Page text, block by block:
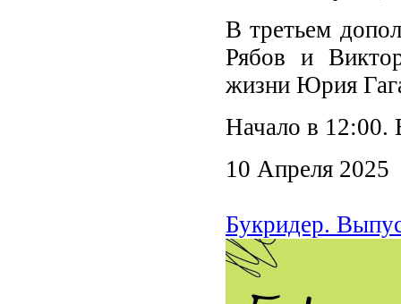
В третьем
Рябов и
жизни Юрия
Начало в 12:00.
10 Апреля 2025
Букридер.